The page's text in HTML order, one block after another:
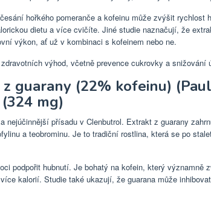
hořkého pomeranče a kofeinu může zvýšit rychlost
dietu a více cvičíte. Jiné studie naznačují, že
výkon, ať už v kombinaci s kofeinem nebo ne.
výhod, včetně prevence cukrovky a snižování
guarany (22% kofeinu)
mg)
nejúčinnější přísadu v Clenbutrol. Extrakt z guarany
a teobrominu. Je to tradiční rostlina, která se po
podpořit hubnutí. Je bohatý na kofein, který významně
kalorií. Studie také ukazují, že guarana může